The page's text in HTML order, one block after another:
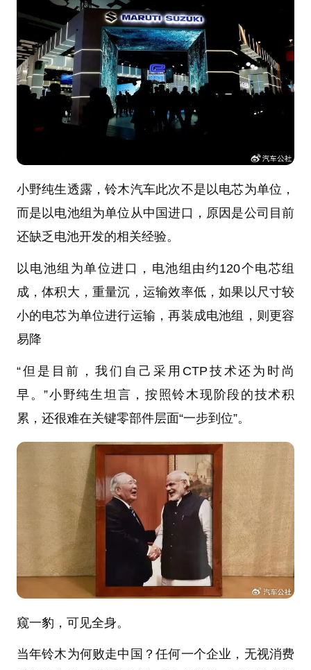
小野纯生透露，铃木汽车此次不是以电芯为单位，
而是以电池组为单位从中国进口，原因是公司目前
还缺乏电池开发的相关经验。
以电池组为单位进口，电池组由约120个电芯组
成，体积大，重量沉，运输效率低，如果以尺寸较
小的电芯为单位进行运输，再装成电池组，则更容
易降
“但是目前，我们自己采用CTP技术还为时尚
早。”小野纯生坦言，按照铃木现阶段的技术积
累，还很难在关键零部件层面“一步到位”。
窥一豹，可见全身。
当年铃木为何败走中国？任何一个企业，无视消费